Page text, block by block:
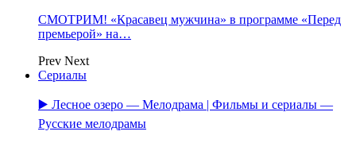
СМОТРИМ! «Красавец мужчина» в программе «Перед
премьерой» на…
Prev Next
Сериалы
▶️ Лесное озеро — Мелодрама | Фильмы и сериалы —
Русские мелодрамы